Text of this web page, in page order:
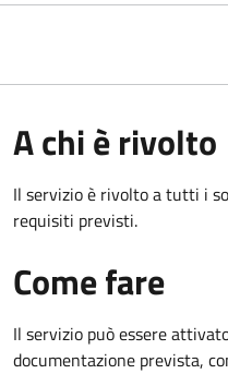
A chi è rivolto
Il servizio è rivolto a tutti i
requisiti previsti.
Come fare
Il servizio può essere
documentazione prevista,